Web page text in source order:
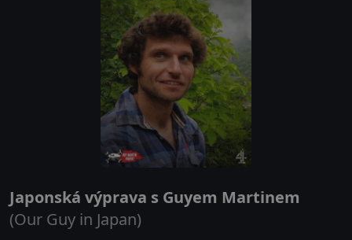
Japonská výprava s Guyem Martinem
(Our Guy in Japan)